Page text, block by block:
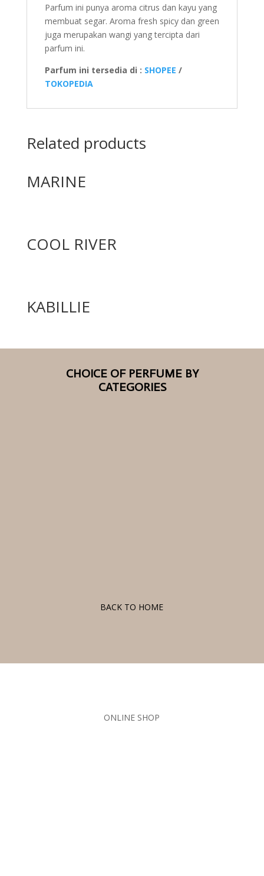
Parfum ini punya aroma citrus dan kayu yang
membuat segar. Aroma fresh spicy dan green
juga merupakan wangi yang tercipta dari
parfum ini.
Parfum ini tersedia di : SHOPEE /
TOKOPEDIA
Related products
MARINE
COOL RIVER
KABILLIE
CHOICE OF PERFUME BY
CATEGORIES
BACK TO HOME
ONLINE SHOP